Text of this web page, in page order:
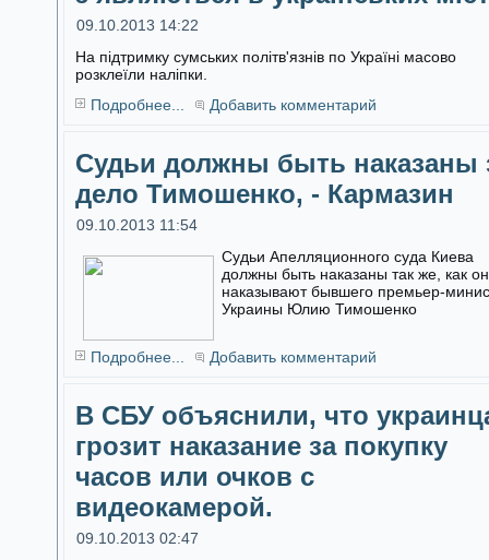
09.10.2013 14:22
На підтримку сумських політв'язнів по Україні масово
розклеїли наліпки.
Подробнее...
Добавить комментарий
Судьи должны быть наказаны
дело Тимошенко, - Кармазин
09.10.2013 11:54
Судьи Апелляционного суда Киева
должны быть наказаны так же, как
наказывают бывшего премьер-
Украины Юлию Тимошенко
Подробнее... Добавить комментарий
В СБУ объяснили, что
грозит наказание за покупку
часов или очков с
видеокамерой.
09.10.2013 02:47